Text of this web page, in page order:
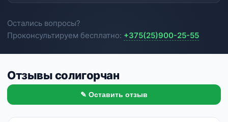
Остались вопросы?
Проконсультируем бесплатно: +375(25)900-25-55
Отзывы солигорчан
✎ Оставить отзыв